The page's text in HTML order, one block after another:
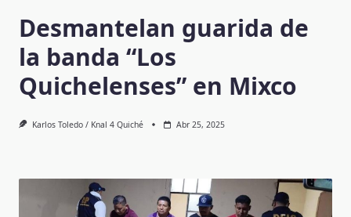
Desmantelan guarida de
la banda “Los
Quichelenses” en Mixco
Karlos Toledo / Knal 4 Quiché Abr 25, 2025